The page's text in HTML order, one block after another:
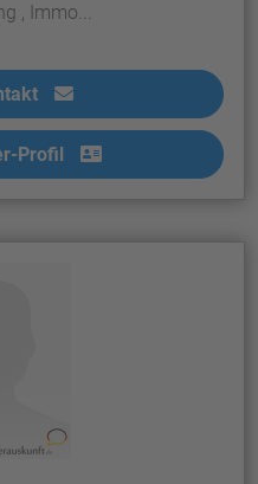
, Immo...
Profil